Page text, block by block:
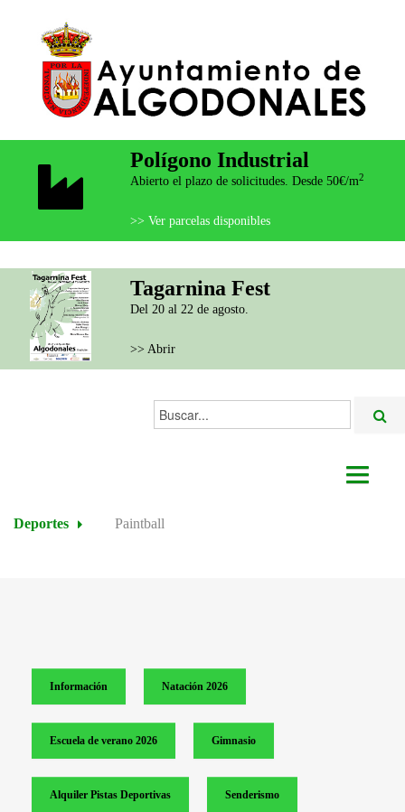
Polígono Industrial
Abierto el plazo de solicitudes. Desde 50€/m2
>> Ver parcelas disponibles
Tagarnina Fest
Del 20 al 22 de agosto.
>> Abrir
Buscar...
AYUNTAMIENTO
SEDE ELECTRÓNICA
Deportes Paintball
Información Natación 2026
Escuela de verano 2026 Gimnasio
Alquiler Pistas Deportivas Senderismo